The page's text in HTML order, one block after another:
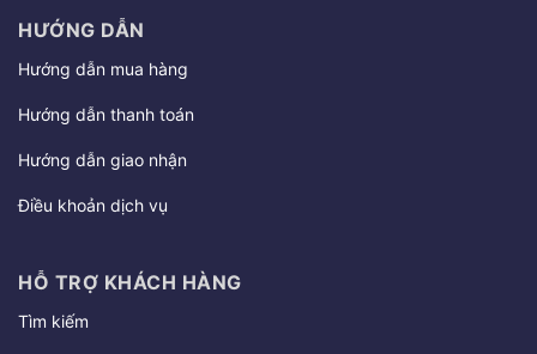
HƯỚNG DẪN
Hướng dẫn mua hàng
Hướng dẫn thanh toán
Hướng dẫn giao nhận
Điều khoản dịch vụ
HỖ TRỢ KHÁCH HÀNG
Tìm kiếm